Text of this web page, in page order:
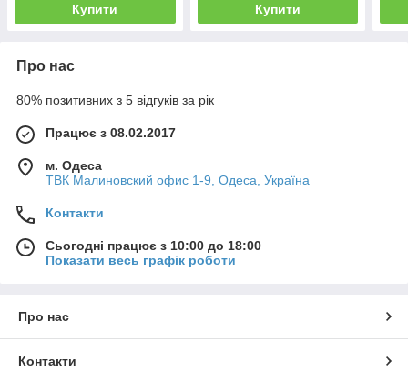
Купити Купити
Про нас
80% позитивних з 5 відгуків за рік
Працює з 08.02.2017
м. Одеса
ТВК Малиновский офис 1-9, Одеса, Україна
Контакти
Сьогодні працює з 10:00 до 18:00
Показати весь графік роботи
Про нас
Контакти